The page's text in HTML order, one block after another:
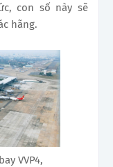
con số này sẽ
hãng.
VVP4,